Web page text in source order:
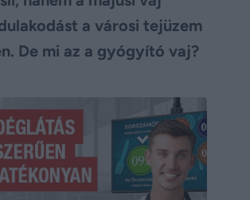
a városi tejüzem
De mi az a gyógyító vaj?